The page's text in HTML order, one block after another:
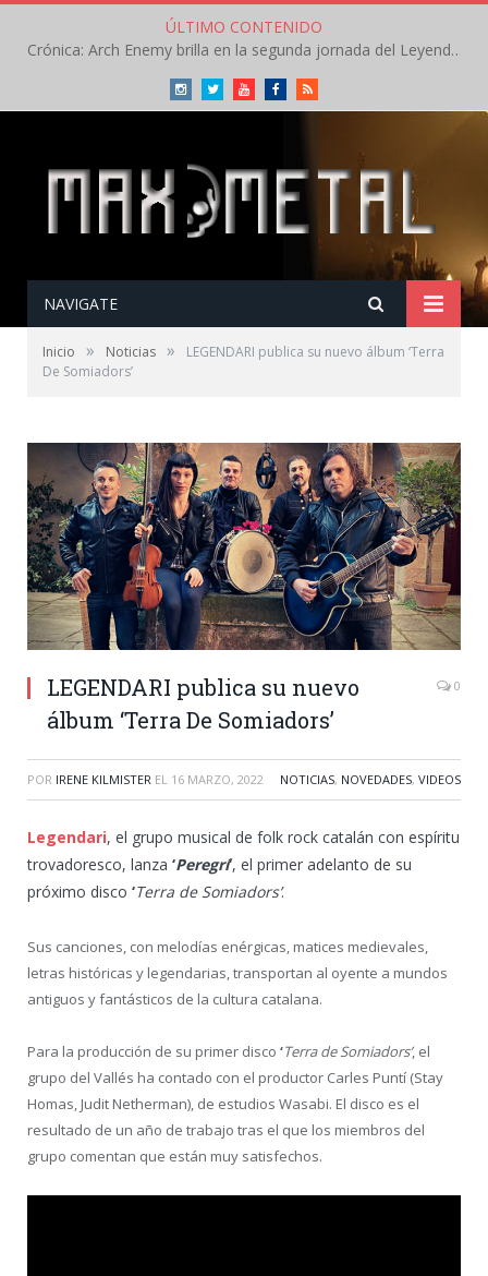
ÚLTIMO CONTENIDO
Crónica: Arch Enemy brilla en la segunda jornada del Leyendas del Rock – Jueves – Agosto 2026
InstagramTwitterYoutubeFacebookRSS
NAVIGATE
Inicio » Noticias »
LEGENDARI publica su nuevo álbum ‘Terra
De Somiadors’
LEGENDARI publica su nuevo
álbum ‘Terra De Somiadors’
0
POR IRENE KILMISTER EL 16 MARZO, 2022 NOTICIAS, NOVEDADES, VIDEOS
Legendari, el grupo musical de folk rock catalán con espíritu
trovadoresco, lanza ‘Peregrí‘, el primer adelanto de su
próximo disco ‘Terra de Somiadors’.
Sus canciones, con melodías enérgicas, matices medievales,
letras históricas y legendarias, transportan al oyente a mundos
antiguos y fantásticos de la cultura catalana.
Para la producción de su primer disco ‘Terra de Somiadors’, el
grupo del Vallés ha contado con el productor Carles Puntí (Stay
Homas, Judit Netherman), de estudios Wasabi. El disco es el
resultado de un año de trabajo tras el que los miembros del
grupo comentan que están muy satisfechos.